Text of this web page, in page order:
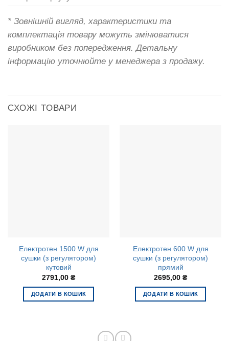
* Зовнішній вигляд, характеристики та
комплектація товару можуть змінюватися
виробником без попередження. Детальну
інформацію уточнюйте у менеджера з продажу.
СХОЖІ ТОВАРИ
Електротен 1500 W для
сушки (з регулятором)
кутовий
2791,00 ₴
ДОДАТИ В КОШИК
Електротен 600 W для
сушки (з регулятором)
прямий
2695,00 ₴
ДОДАТИ В КОШИК